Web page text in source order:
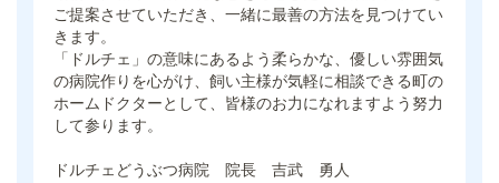
ご提案させていただき、一緒に最善の方法を見つけてい
きます。
「ドルチェ」の意味にあるよう柔らかな、優しい雰囲気
の病院作りを心がけ、飼い主様が気軽に相談できる町の
ホームドクターとして、皆様のお力になれますよう努力
して参ります。
ドルチェどうぶつ病院 院長 吉武 勇人